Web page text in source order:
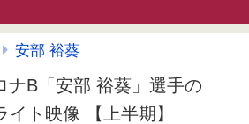
安部 裕葵
ナB「安部 裕葵」選手の
ト映像 【上半期】